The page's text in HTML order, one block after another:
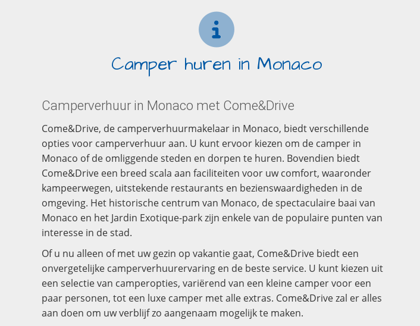
Camper huren in Monaco
Camperverhuur in Monaco met Come&Drive
Come&Drive, de camperverhuurmakelaar in Monaco, biedt verschillende
opties voor camperverhuur aan. U kunt ervoor kiezen om de camper in
Monaco of de omliggende steden en dorpen te huren. Bovendien biedt
Come&Drive een breed scala aan faciliteiten voor uw comfort, waaronder
kampeerwegen, uitstekende restaurants en bezienswaardigheden in de
omgeving. Het historische centrum van Monaco, de spectaculaire baai van
Monaco en het Jardin Exotique-park zijn enkele van de populaire punten van
interesse in de stad.
Of u nu alleen of met uw gezin op vakantie gaat, Come&Drive biedt een
onvergetelijke camperverhuurervaring en de beste service. U kunt kiezen uit
een selectie van camperopties, variërend van een kleine camper voor een
paar personen, tot een luxe camper met alle extras. Come&Drive zal er alles
aan doen om uw verblijf zo aangenaam mogelijk te maken.